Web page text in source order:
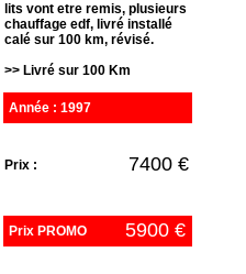
lits vont etre remis, plusieurs
chauffage edf, livré installé
calé sur 100 km, révisé.
>> Livré sur 100 Km
Année : 1997
Prix : 7400 €
Prix PROMO 5900 €